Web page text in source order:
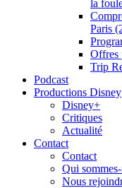
la
Paris
Offres
Trip
Podcast
Productions Disney
Disney+
Critiques
Actualité
Contact
Contact
Qui
Nous